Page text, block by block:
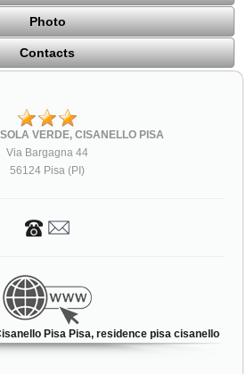
Photo
Contacts
VERDE, CISANELLO PISA
Via Bargagna 44
56124 Pisa (PI)
Pisa Pisa, residence pisa cisanello